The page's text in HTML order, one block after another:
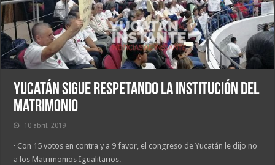
Yucatán sigue respetando la institución del
matrimonio
10 abril, 2019
· Con 15 votos en contra y a 9 favor, el congreso de Yucatán le dijo no
a los Matrimonios Igualitarios.